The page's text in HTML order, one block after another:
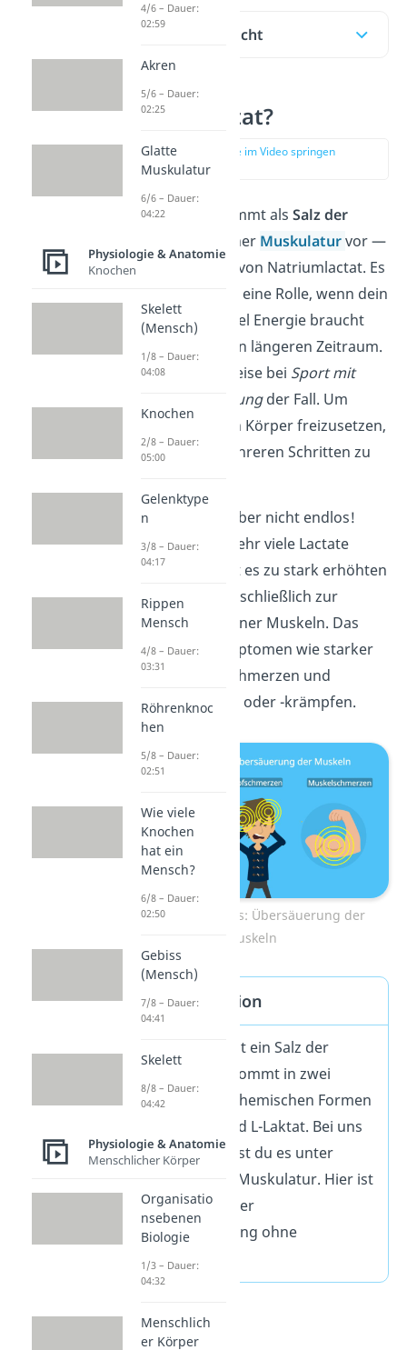
Inhaltsübersicht
Was ist Laktat?
zur Stelle im Video springen
(00:15)
Laktat (Lactat) kommt als Salz der
in deiner Muskulaturvor —
und zwar in Form von Natriumlactat. Es
spielt immer dann eine Rolle, wenn dein
Körper plötzlich viel Energie braucht
und das über einen längeren Zeitraum.
Das ist beispielsweise bei Sport mit
sehr hoher Belastungder Fall. Um
Energie für deinen Körperfreizusetzen,
wird Zucker in mehreren Schritten zu
Das funktioniert aber nicht endlos!
Werden nämlich sehr viele Lactate
produziert kommt es zu stark erhöhten
Laktatwerten und schließlich zur
Übersäuerung
deiner Muskeln. Das
merkst du an Symptomen wie starker
Müdigkeit, Kopfschmerzen und
Muskelschmerzen oder -krämpfen.
Laktatüberschuss: Übersäuerung der
Muskeln
Laktat Definition
Laktat (Lactat) ist ein Salz der
Milchsäure. Es kommt in zwei
verschiedenen chemischen Formen
vor: D-Laktat und L-Laktat. Bei uns
Menschen findest du es unter
anderem in der Muskulatur. Hier ist
es ein Produkt der
Energiegewinnung ohne
Sauerstoff.
4/6 – Dauer:
02:59
Akren
5/6 – Dauer:
02:25
Glatte
Muskulatur
6/6 – Dauer:
04:22
Physiologie & Anatomie
Knochen
Skelett
(Mensch)
1/8 – Dauer:
04:08
Knochen
2/8 – Dauer:
05:00
Gelenktype
n
3/8 – Dauer:
04:17
Rippen
Mensch
4/8 – Dauer:
03:31
Röhrenknoc
hen
5/8 – Dauer:
02:51
Wie viele
Knochen
hat ein
Mensch?
6/8 – Dauer:
02:50
Gebiss
(Mensch)
7/8 – Dauer:
04:41
Skelett
8/8 – Dauer:
04:42
Physiologie & Anatomie
Menschlicher Körper
Organisatio
nsebenen
Biologie
1/3 – Dauer:
04:32
Menschlich
er Körper